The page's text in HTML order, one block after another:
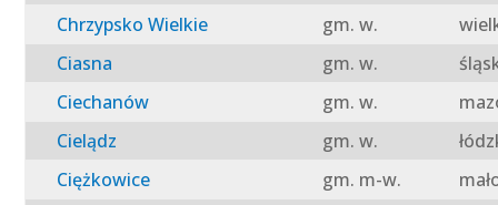
Chrzypsko Wielkie
gm. w.
Ciasna
gm. w.
Ciechanów
gm. w.
Cielądz
gm. w.
Ciężkowice
gm. m-w.